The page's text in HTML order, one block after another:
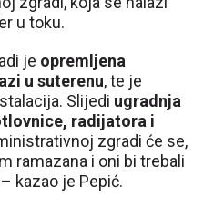
u toku.
je opremljena
u suterenu, te je
Slijedi ugradnja
radijatora i
zgradi će se,
ramazana i oni bi trebali
kazao je Pepić.